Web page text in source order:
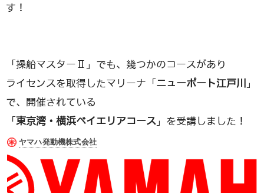
す！
「操船マスターⅡ」でも、幾つかのコースがあり
ライセンスを取得したマリーナ「ニューポート江戸川 」
で、開催されている
「東京湾・横浜ベイエリアコース」を受講しました！